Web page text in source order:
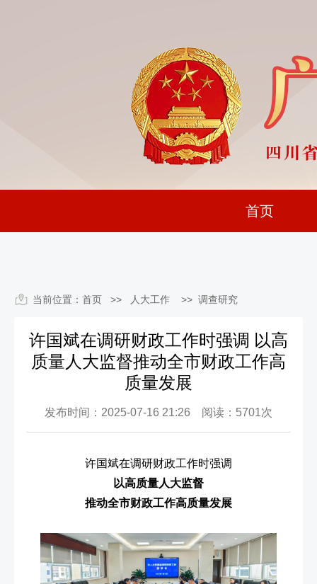
首页
当前位置： 首页 >> 人大工作 >> 调查研究
许国斌在调研财政工作时强调 以高
质量人大监督推动全市财政工作高
质量发展
发布时间：2025-07-16 21:26 阅读：5701次
许国斌在调研财政工作时强调
以高质量人大监督
推动全市财政工作高质量发展